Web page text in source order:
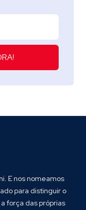
E nos nomeamos
para distinguir o
força das próprias